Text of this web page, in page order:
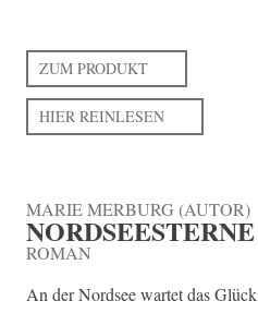
ZUM PRODUKT
HIER REINLESEN
MARIE MERBURG (AUTOR)
NORDSEESTERNE
ROMAN
An der Nordsee wartet das Glück